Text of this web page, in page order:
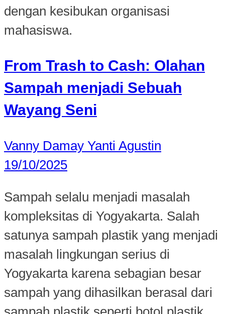
dengan kesibukan organisasi
mahasiswa.
From Trash to Cash: Olahan
Sampah menjadi Sebuah
Wayang Seni
Vanny Damay Yanti Agustin
19/10/2025
Sampah selalu menjadi masalah
kompleksitas di Yogyakarta. Salah
satunya sampah plastik yang menjadi
masalah lingkungan serius di
Yogyakarta karena sebagian besar
sampah yang dihasilkan berasal dari